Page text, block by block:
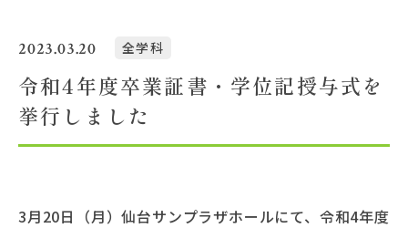
教職員募集
大学概要
2023.03.20 全学科
令和4年度卒業証書・学位記授与式を
挙行しました
3月20日（月）仙台サンプラザホールにて、令和4年度